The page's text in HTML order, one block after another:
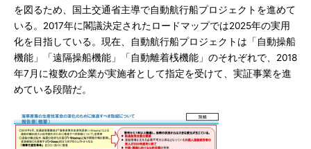
を図るため、国土交通省主導で自動航行船プロジェクトを進めて
いる。2017年に閣議決定されたロードマップでは2025年の実用
化を目指している。現在、自動航行船プロジェクトは「自動操船
機能」「遠隔操船機能」「自動離着桟機能」のそれぞれで、2018
年7月に複数の企業が実施者として指定を受けて、実証事業を進
めている段階だ。